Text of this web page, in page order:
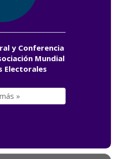
y Conferencia
Mundial
Electorales
»